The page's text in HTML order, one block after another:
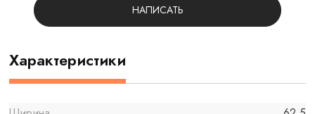
НАПИСАТЬ
Характеристики